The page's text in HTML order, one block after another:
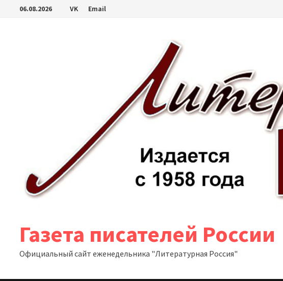
Перейти06.08.2026 VK Email
Газета писателей России
Официальный сайт еженедельника "Литературная Россия"